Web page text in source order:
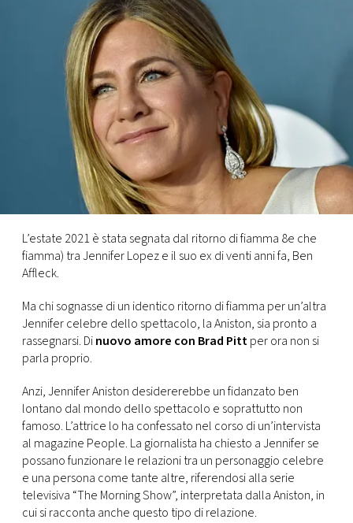
VIDEO
PRINCIPATO
MONACO
CONSIGLIA
L’estate 2021 è stata segnata dal ritorno di fiamma 8e che
fiamma) tra Jennifer Lopez e il suo ex di venti anni fa, Ben
Affleck.
Ma chi sognasse di un identico ritorno di fiamma per un’altra
Jennifer celebre dello spettacolo, la Aniston, sia pronto a
rassegnarsi. Dinuovo amore con Brad Pittper ora non si
parla proprio.
Anzi, Jennifer Aniston desidererebbe un fidanzato ben
lontano dal mondo dello spettacolo e soprattutto non
famoso. L’attrice lo ha confessato nel corso di un’intervista
al magazine People. La giornalista ha chiesto a Jennifer se
possano funzionare le relazioni tra un personaggio celebre
e una persona come tante altre, riferendosi alla serie
televisiva “The Morning Show”, interpretata dalla Aniston, in
cui si racconta anche questo tipo di relazione.